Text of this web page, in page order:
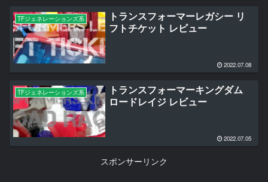
TFジェネレーションズ系
トランスフォーマーレガシー リ
フトチケット レビュー
2022.07.08
TFジェネレーションズ系
トランスフォーマーキングダム
ロードレイジ レビュー
2022.07.05
スポンサーリンク